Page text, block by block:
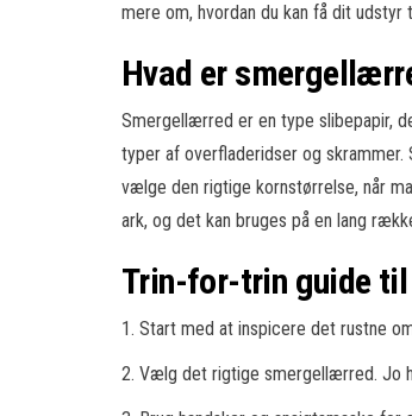
mere om, hvordan du kan få dit udstyr
Hvad er
Smergellærred er en type slibepapir,
typer af overfladeridser og
vælge den rigtige kornstørrelse, når
ark, og det kan bruges på en lang
Trin-for-trin guide
1. Start med at inspicere det rustne
2. Vælg det rigtige smergellærred. Jo